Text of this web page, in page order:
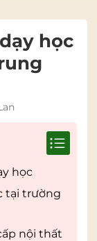
học
học
tại trường
nội thất